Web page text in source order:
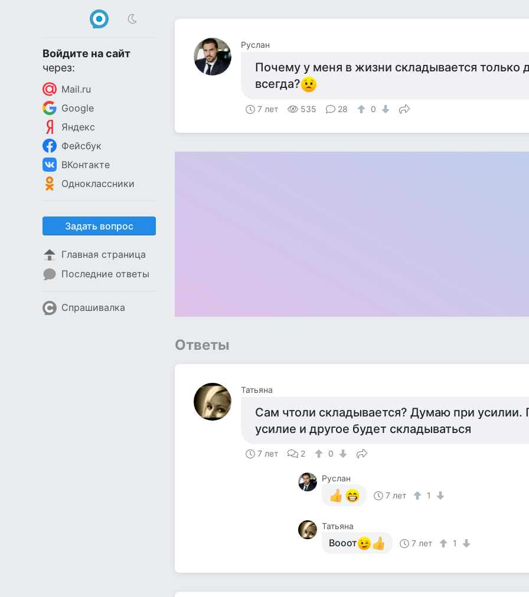
Войдите на сайт
через:
Mail.ru
Google
Яндекс
Фейсбук
ВКонтакте
Одноклассники
Задать вопрос
Главная страница
Последние ответы
Спрашивалка
Руслан
Почему у меня в жизни складывается только
всегда?
7 лет 535 28 0
Ответы
Татьяна
Сам чтоли складывается? Думаю при усилии.
усилие и другое будет складываться
7 лет 2 0
Руслан
7 лет
1
Татьяна
Вооот 7 лет 1